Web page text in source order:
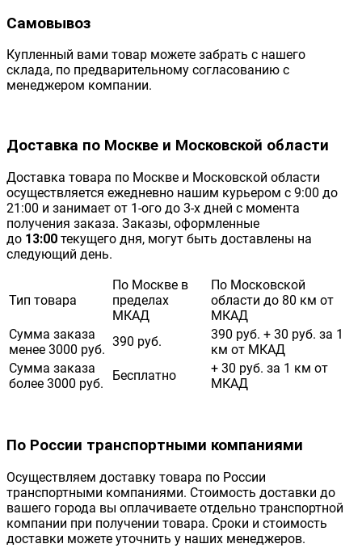
Самовывоз
Купленный вами товар можете забрать с нашего
склада, по предварительному согласованию с
менеджером компании.
Доставка по Москве и Московской области
Доставка товара по Москве и Московской области
осуществляется ежедневно нашим курьером с 9:00 до
21:00 и занимает от 1-ого до 3-х дней с момента
получения заказа. Заказы, оформленные
до 13:00 текущего дня, могут быть доставлены на
следующий день.
Тип товара
По Москве в
пределах
МКАД
По Московской
области до 80 км от
МКАД
Сумма заказа
менее 3000 руб.
390 руб.
390 руб. + 30 руб. за 1
км от МКАД
Сумма заказа
более 3000 руб.
Бесплатно
+ 30 руб. за 1 км от
МКАД
По России транспортными компаниями
Осуществляем доставку товара по России
транспортными компаниями. Стоимость доставки до
вашего города вы оплачиваете отдельно транспортной
компании при получении товара. Сроки и стоимость
доставки можете уточнить у наших менеджеров.